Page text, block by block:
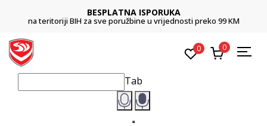
BESPLATNA ISPORUKA
na teritoriji BIH za sve poružbine u vrijednosti preko 99 KM
0 0
Tab